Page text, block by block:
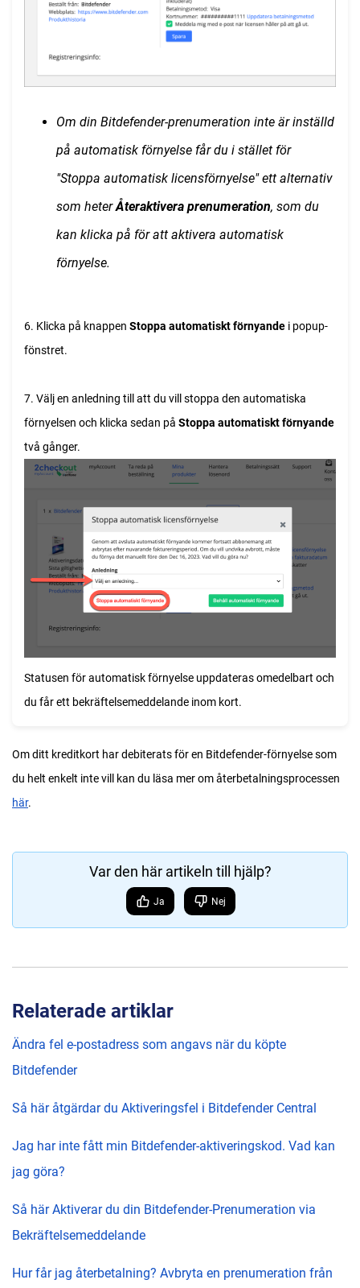
Om din Bitdefender-prenumeration inte är inställd
på automatisk förnyelse får du i stället för
"Stoppa automatisk licensförnyelse" ett alternativ
som heterÅteraktivera prenumeration, som du
kan klicka på för att aktivera automatisk
förnyelse.
6. Klicka på knappen Stoppa automatiskt förnyande i popup-
fönstret.
7. Välj en anledning till att du vill stoppa den automatiska
förnyelsen och klicka sedan på Stoppa automatiskt förnyande
två gånger.
Statusen för automatisk förnyelse uppdateras omedelbart och
du får ett bekräftelsemeddelande inom kort.
Om ditt kreditkort har debiterats för en Bitdefender-förnyelse som
du helt enkelt inte vill kan du läsa mer om återbetalningsprocessen
här.
Var den här artikeln till hjälp?
Ja Nej
Relaterade artiklar
Ändra fel e-postadress som angavs när du köpte
Bitdefender
Så här åtgärdar du Aktiveringsfel i Bitdefender Central
Jag har inte fått min Bitdefender-aktiveringskod. Vad kan
jag göra?
Så här Aktiverar du din Bitdefender-Prenumeration via
Bekräftelsemeddelande
Hur får jag återbetalning? Avbryta en prenumeration från